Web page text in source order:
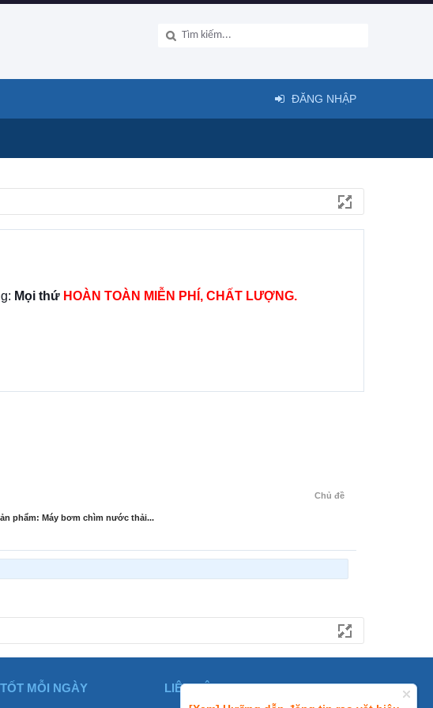
Mọi thứ HOÀN TOÀN MIỄN PHÍ, CHẤT LƯỢNG.
Chủ đề
phẩm: Máy bơm chìm nước thải...
ĐĂNG NHẬP
MỖI NGÀY LIÊN HỆ